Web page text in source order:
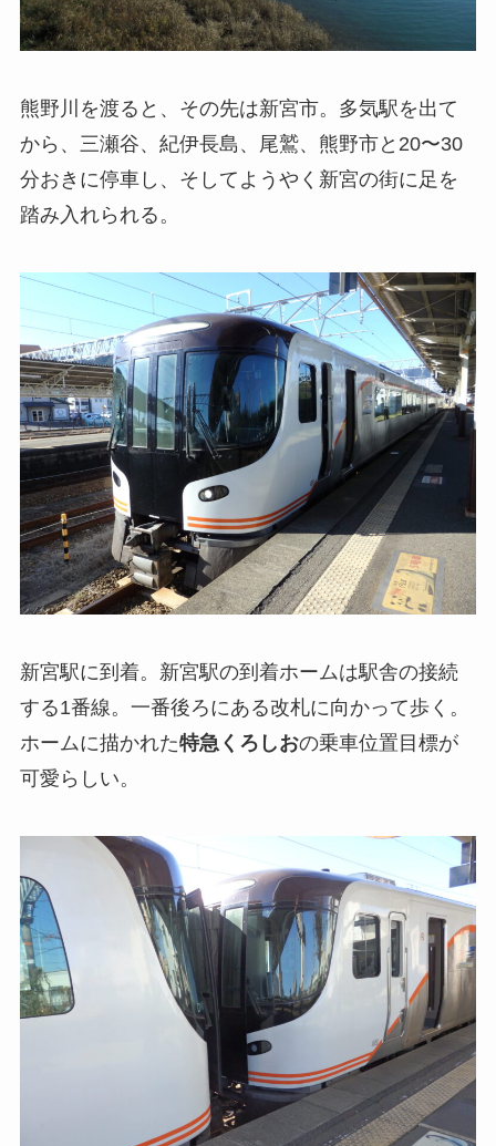
熊野川を渡ると、その先は新宮市。多気駅を出て
から、三瀬谷、紀伊長島、尾鷲、熊野市と20〜30
分おきに停車し、そしてようやく新宮の街に足を
踏み入れられる。
新宮駅に到着。新宮駅の到着ホームは駅舎の接続
する1番線。一番後ろにある改札に向かって歩く。
ホームに描かれた特急くろしおの乗車位置目標が
可愛らしい。